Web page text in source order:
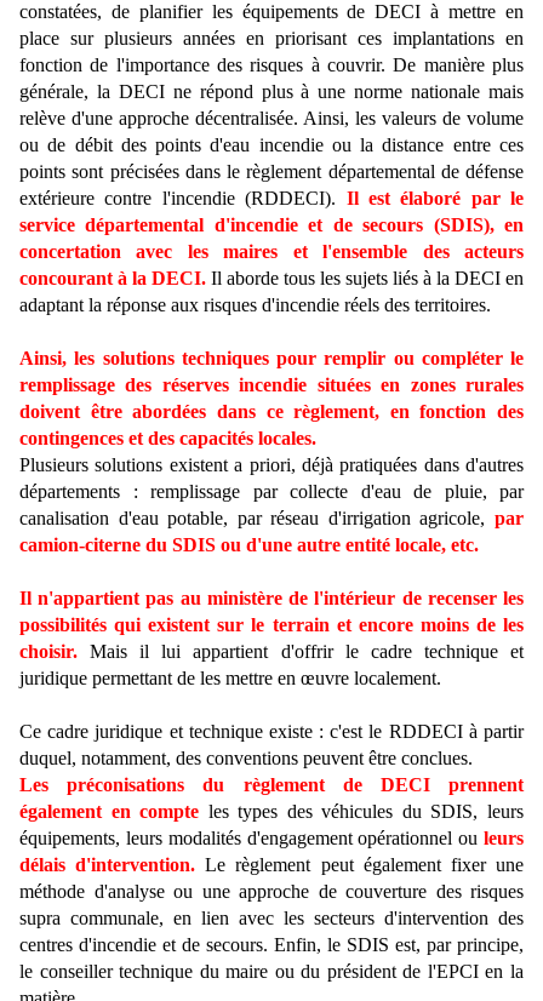
constatées, de planifier les équipements de DECI à mettre en
place sur plusieurs années en priorisant ces implantations en
fonction de l'importance des risques à couvrir. De manière plus
générale, la DECI ne répond plus à une norme nationale mais
relève d'une approche décentralisée. Ainsi, les valeurs de volume
ou de débit des points d'eau incendie ou la distance entre ces
points sont précisées dans le règlement départemental de défense
extérieure contre l'incendie (RDDECI). Il est élaboré par le
service départemental d'incendie et de secours (SDIS), en
concertation avec les maires et l'ensemble des acteurs
concourant à la DECI. Il aborde tous les sujets liés à la DECI en
adaptant la réponse aux risques d'incendie réels des territoires.
Ainsi, les solutions techniques pour remplir ou compléter le
remplissage des réserves incendie situées en zones rurales
doivent être abordées dans ce règlement, en fonction des
contingences et des capacités locales.
Plusieurs solutions existent a priori, déjà pratiquées dans d'autres
départements : remplissage par collecte d'eau de pluie, par
canalisation d'eau potable, par réseau d'irrigation agricole, par
camion-citerne du SDIS ou d'une autre entité locale, etc.
Il n'appartient pas au ministère de l'intérieur de recenser les
possibilités qui existent sur le terrain et encore moins de les
choisir. Mais il lui appartient d'offrir le cadre technique et
juridique permettant de les mettre en œuvre localement.
Ce cadre juridique et technique existe : c'est le RDDECI à partir
duquel, notamment, des conventions peuvent être conclues.
Les préconisations du règlement de DECI prennent
également en compte les types des véhicules du SDIS, leurs
équipements, leurs modalités d'engagement opérationnel ou leurs
délais d'intervention. Le règlement peut également fixer une
méthode d'analyse ou une approche de couverture des risques
supra communale, en lien avec les secteurs d'intervention des
centres d'incendie et de secours. Enfin, le SDIS est, par principe,
le conseiller technique du maire ou du président de l'EPCI en la